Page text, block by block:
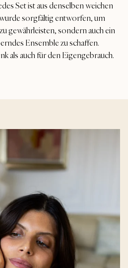
Set ist aus denselben weichen
sorgfältig entworfen, um
gewährleisten, sondern auch ein
Ensemble zu schaffen.
als auch für den Eigengebrauch.